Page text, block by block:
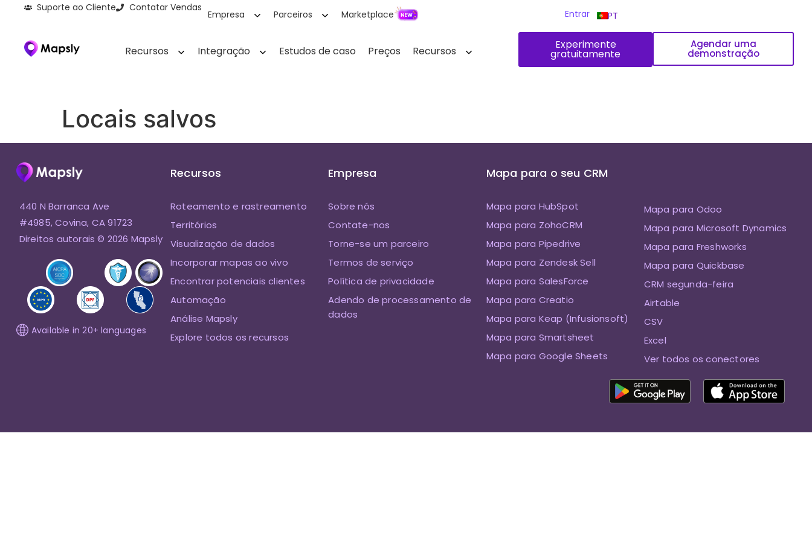
Suporte ao Cliente Contatar Vendas
Empresa Parceiros Marketplace Entrar PT
Recursos Integração Estudos de caso Preços Recursos Experimente
gratuitamente
Agendar uma
demonstração
Locais salvos
440 N Barranca Ave
#4985, Covina, CA 91723
Direitos autorais © 2026 Mapsly
Available in 20+ languages
Recursos
Roteamento e rastreamento
Territórios
Visualização de dados
Incorporar mapas ao vivo
Encontrar potenciais clientes
Automação
Análise Mapsly
Explore todos os recursos
Empresa
Sobre nós
Contate-nos
Torne-se um parceiro
Termos de serviço
Política de privacidade
Adendo de processamento de
dados
Mapa para o seu CRM
Mapa para HubSpot
Mapa para ZohoCRM
Mapa para Pipedrive
Mapa para Zendesk Sell
Mapa para SalesForce
Mapa para Creatio
Mapa para Keap (Infusionsoft)
Mapa para Smartsheet
Mapa para Google Sheets
Mapa para Odoo
Mapa para Microsoft Dynamics
Mapa para Freshworks
Mapa para Quickbase
CRM segunda-feira
Airtable
CSV
Excel
Ver todos os conectores